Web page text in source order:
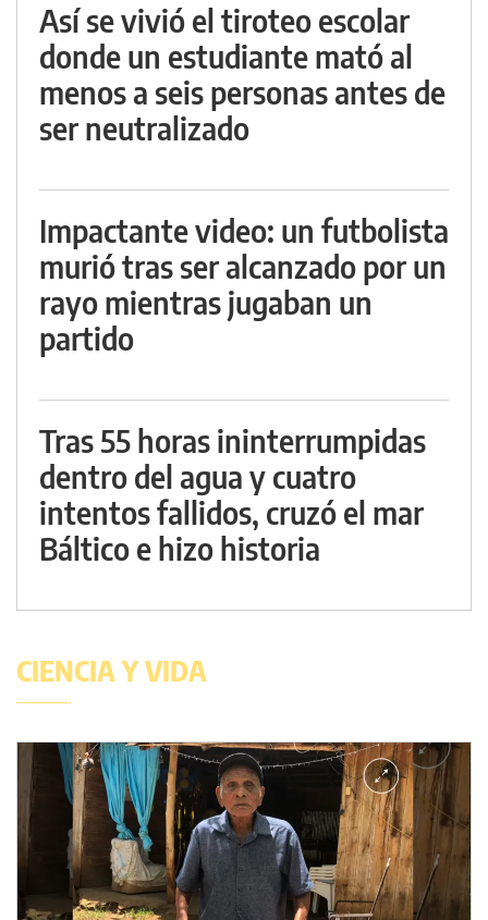
Así se vivió el tiroteo escolar
donde un estudiante mató al
menos a seis personas antes de
ser neutralizado
Impactante video: un futbolista
murió tras ser alcanzado por un
rayo mientras jugaban un
partido
Tras 55 horas ininterrumpidas
dentro del agua y cuatro
intentos fallidos, cruzó el mar
Báltico e hizo historia
CIENCIA Y VIDA